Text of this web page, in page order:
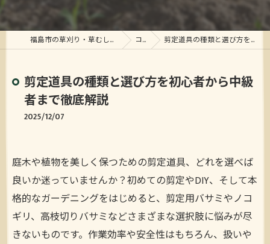
福島市の草刈り・草むしり・剪定ならグリーンハンズ コラム 剪定道具の種類と選び方を初心者から中級者まで徹底解説
剪定道具の種類と選び方を初心者から中級
者まで徹底解説
2025/12/07
庭木や植物を美しく保つための剪定道具、どれを選べば
良いか迷っていませんか？初めての剪定やDIY、そして本
格的なガーデニングをはじめると、剪定用バサミやノコ
ギリ、高枝切りバサミなどさまざまな選択肢に悩みが尽
きないものです。作業効率や安全性はもちろん、扱いや